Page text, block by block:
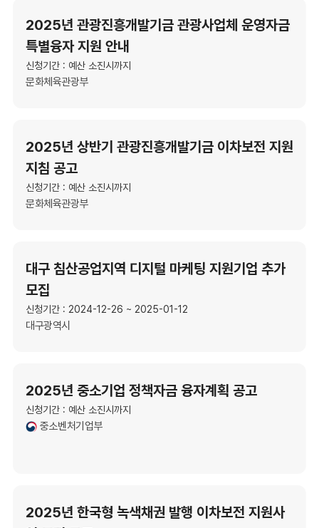
2025년 관광진흥개발기금 관광사업체 운영자금
특별융자 지원 안내
신청기간 : 예산 소진시까지
문화체육관광부
2025년 상반기 관광진흥개발기금 이차보전 지원
지침 공고
신청기간 : 예산 소진시까지
문화체육관광부
대구 침산공업지역 디지털 마케팅 지원기업 추가
모집
신청기간 : 2024-12-26 ~ 2025-01-12
대구광역시
2025년 중소기업 정책자금 융자계획 공고
신청기간 : 예산 소진시까지
중소벤처기업부
2025년 한국형 녹색채권 발행 이차보전 지원사